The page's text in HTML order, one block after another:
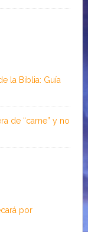
la Biblia: Guía
de “carne” y no
por